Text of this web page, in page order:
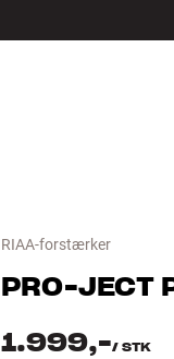
RIAA-forstærker
PRO-JECT
1.999,-/ STK